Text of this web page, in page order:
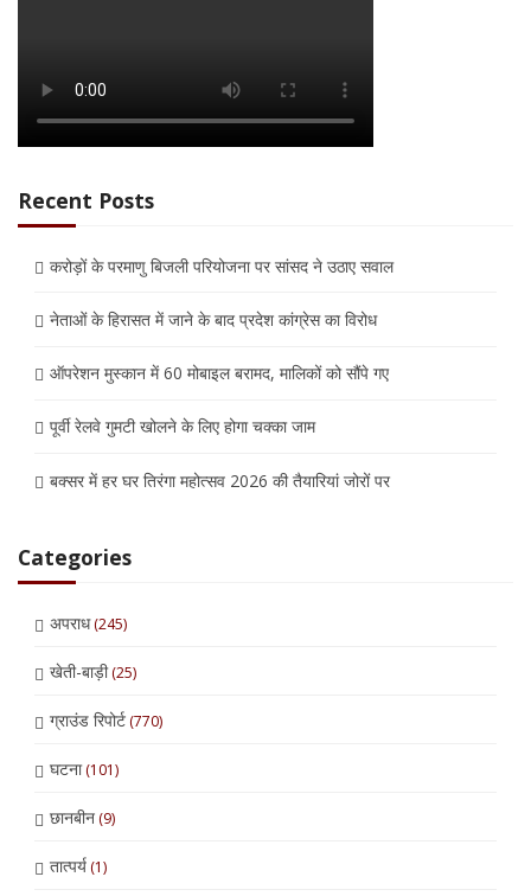
Recent Posts
करोड़ों के परमाणु बिजली परियोजना पर सांसद ने उठाए सवाल
नेताओं के हिरासत में जाने के बाद प्रदेश कांग्रेस का विरोध
ऑपरेशन मुस्कान में 60 मोबाइल बरामद, मालिकों को सौंपे गए
पूर्वी रेलवे गुमटी खोलने के लिए होगा चक्का जाम
बक्सर में हर घर तिरंगा महोत्सव 2026 की तैयारियां जोरों पर
Categories
अपराध(245)
खेती-बाड़ी(25)
ग्राउंड रिपोर्ट(770)
घटना(101)
छानबीन(9)
तात्पर्य(1)